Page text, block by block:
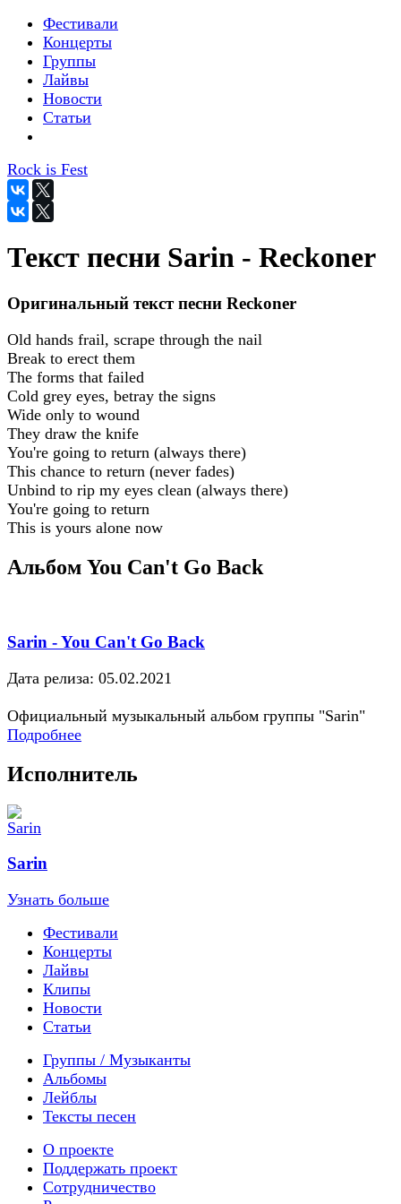
Фестивали
Концерты
Группы
Лайвы
Новости
Статьи
Rock is Fest
Текст песни Sarin - Reckoner
Оригинальный текст песни Reckoner
Old hands frail, scrape through the nail
Break to erect them
The forms that failed
Cold grey eyes, betray the signs
Wide only to wound
They draw the knife
You're going to return (always there)
This chance to return (never fades)
Unbind to rip my eyes clean (always there)
You're going to return
This is yours alone now
Альбом You Can't Go Back
Sarin - You Can't Go Back
Дата релиза: 05.02.2021
Официальный музыкальный альбом группы "Sarin"
Подробнее
Исполнитель
Sarin
Узнать больше
Фестивали
Концерты
Лайвы
Клипы
Новости
Статьи
Группы / Музыканты
Альбомы
Лейблы
Тексты песен
О проекте
Поддержать проект
Сотрудничество